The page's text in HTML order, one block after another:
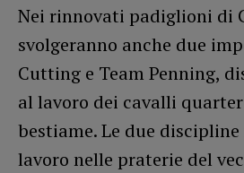
Nei rinnovati padiglioni di
svolgeranno anche due
Cutting e Team Penning,
al lavoro dei cavalli
bestiame. Le due
lavoro nelle praterie del